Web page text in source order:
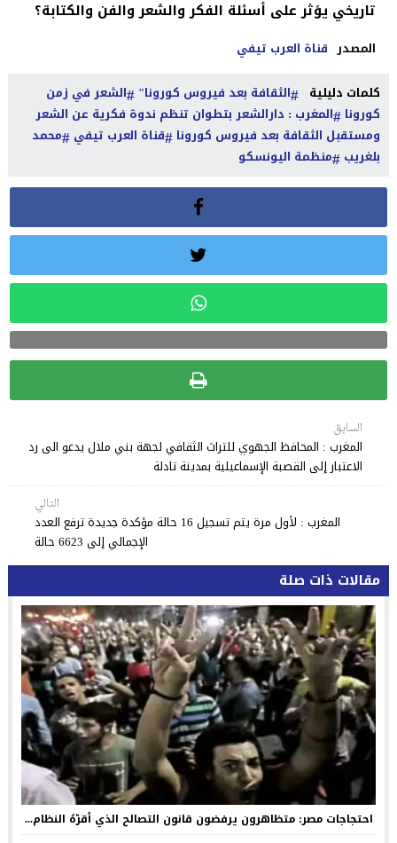
تاريخي يؤثر على أسئلة الفكر والشعر والفن والكتابة؟
المصدر قناة العرب تيفي
كلمات دليلية
الثقافة بعد فيروس كورونا" الشعر في زمن
كورونا المغرب : دارالشعر بتطوان تنظم ندوة فكرية عن الشعر
ومستقبل الثقافة بعد فيروس كورونا قناة العرب تيفي محمد
بلغريب منظمة اليونسكو
السابق
المغرب : المحافظ الجهوي للتراث الثقافي لجهة بني ملال يدعو الى رد
الاعتبار إلى القصبة الإسماعيلية بمدينة تادلة
التالي
المغرب : لأول مرة يتم تسجيل 16 حالة مؤكدة جديدة ترفع العدد
الإجمالي إلى 6623 حالة
مقالات ذات صلة
احتجاجات مصر: متظاهرون يرفضون قانون التصالح الذي أقرّهُ النظام...